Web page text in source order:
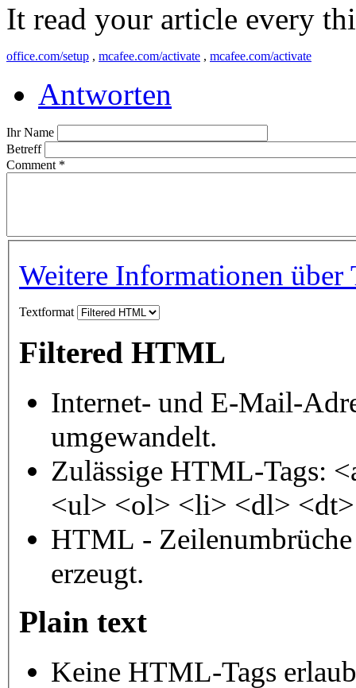
It read your article every
office.com/setup , mcafee.com/activate , mcafee.com/activate
Antworten
Ihr Name
Betreff
Comment *
Weitere Informationen über
Textformat
Filtered HTML
Internet- und E-Mail-
umgewandelt.
Zulässige HTML-Tags:
<ul> <ol> <li> <dl>
HTML - Zeilenumbrüche
erzeugt.
Plain text
Keine HTML-Tags